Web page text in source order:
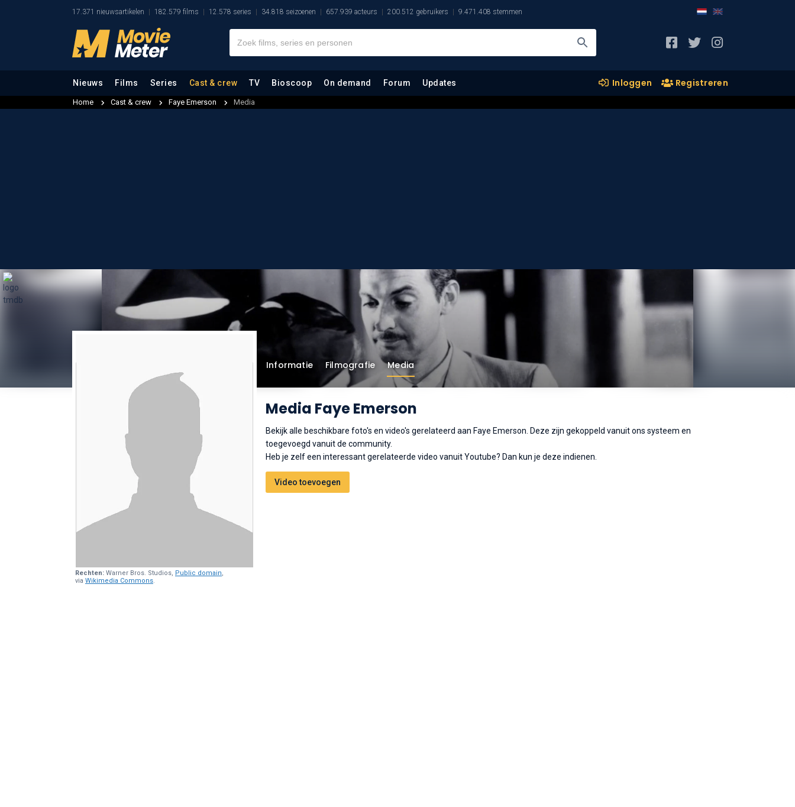
17.371 nieuwsartikelen 182.579 films 12.578 series 34.818 seizoenen 657.939 acteurs 200.512 gebruikers 9.471.408 stemmen
Nieuws Films Series Cast & crew TV Bioscoop On demand Forum Updates Inloggen Registreren
Home Cast & crew Faye Emerson Media
Rechten: Warner Bros. Studios, Public domain,
via Wikimedia Commons.
Informatie Filmografie Media
Media Faye Emerson
Bekijk alle beschikbare foto's en video's gerelateerd aan Faye Emerson. Deze zijn gekoppeld vanuit ons systeem en
toegevoegd vanuit de community.
Heb je zelf een interessant gerelateerde video vanuit Youtube? Dan kun je deze indienen.
Video toevoegen